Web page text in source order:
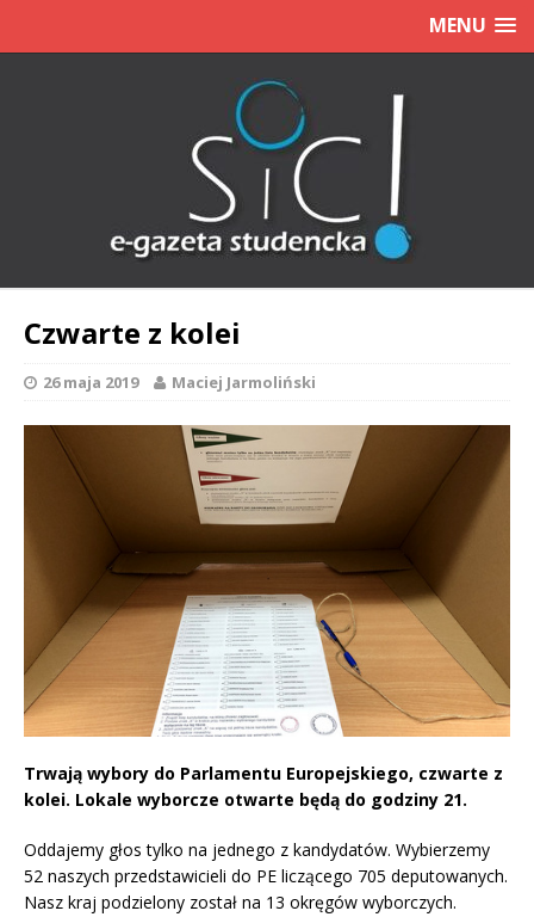
MENU
Czwarte z kolei
26 maja 2019 Maciej Jarmoliński
Trwają wybory do Parlamentu Europejskiego, czwarte z
kolei. Lokale wyborcze otwarte będą do godziny 21.
Oddajemy głos tylko na jednego z kandydatów. Wybierzemy
52 naszych przedstawicieli do PE liczącego 705 deputowanych.
Nasz kraj podzielony został na 13 okręgów wyborczych.